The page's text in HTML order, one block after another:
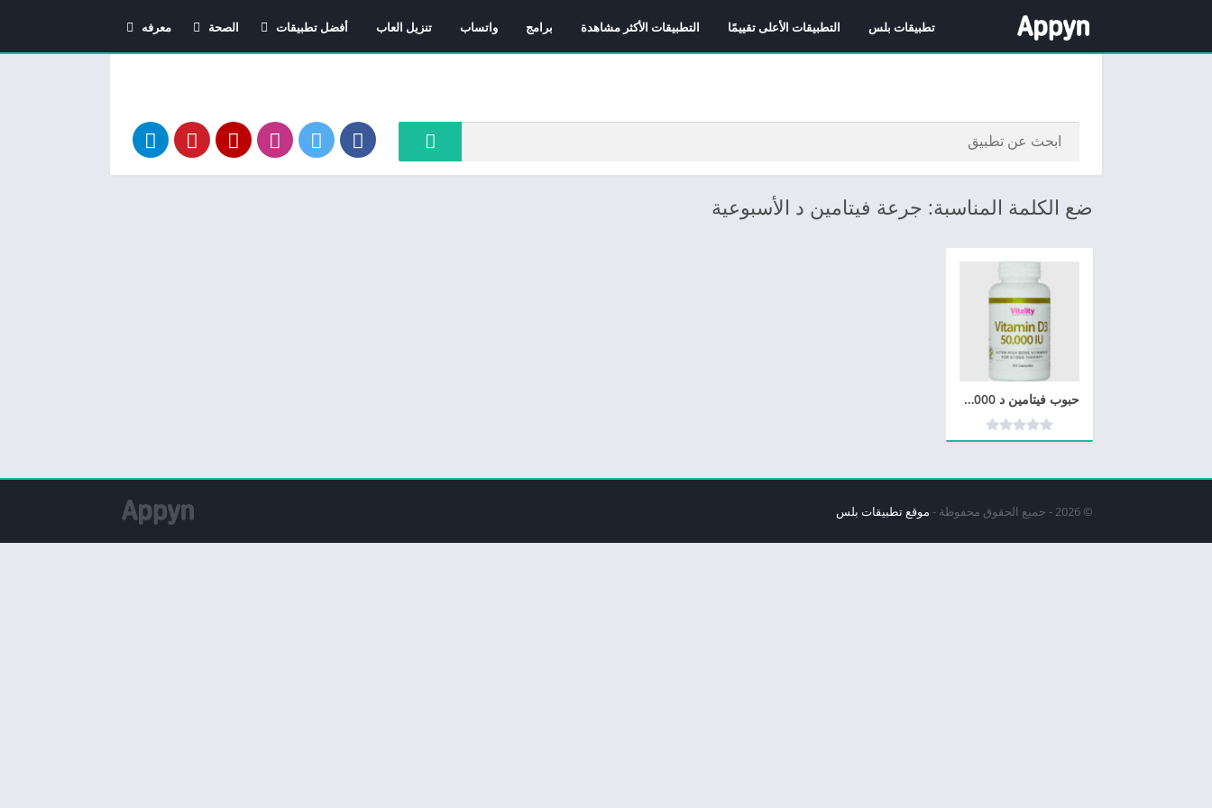
تطبيقات بلس التطبيقات الأعلى تقييمًا التطبيقات الأكثر مشاهدة برامج واتساب تنزيل العاب
أفضل تطبيقات
اندرويد
الصحة
دليل الأدوية
معرفه
معاني الاسماء
ضع الكلمة المناسبة: جرعة فيتامين د الأسبوعية
حبوب فيتامين د 50000 الاعراض الجانبية وجميع التفاصيل عنه
© 2026 - جميع الحقوق محفوظة - موقع تطبيقات بلس